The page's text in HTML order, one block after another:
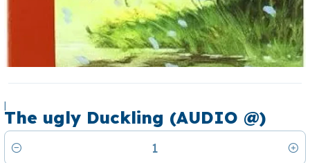
|
The ugly Duckling (AUDIO @)
Cantidad